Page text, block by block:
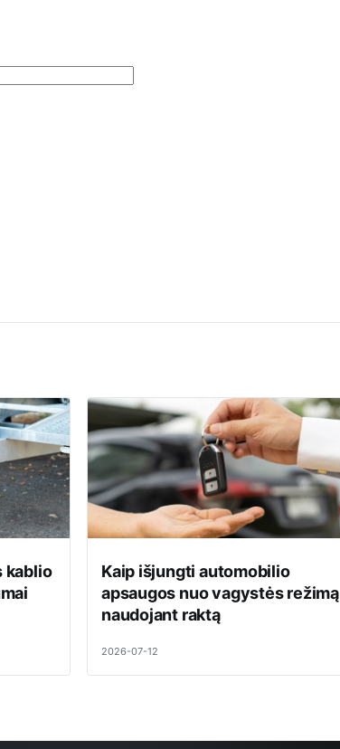
kablio
Kaip išjungti automobilio
apsaugos nuo vagystės režimą
naudojant raktą
2026-07-12